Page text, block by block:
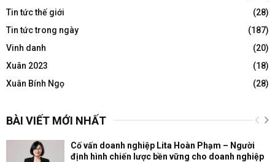
Tin tức thế giới
(28)
Tin tức trong ngày
(187)
Vinh danh
(20)
Xuân 2023
(18)
Xuân Bính Ngọ
(28)
BÀI VIẾT MỚI NHẤT
Cố vấn doanh nghiệp Lita Hoàn Phạm – Người
định hình chiến lược bền vững cho doanh nghiệp